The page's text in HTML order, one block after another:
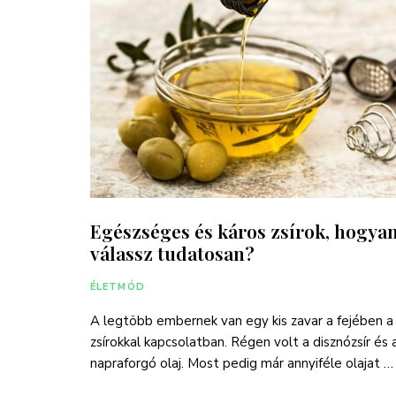
Egészséges és káros zsírok,
válassz tudatosan?
ÉLETMÓD
A legtöbb embernek van egy kis zavar a fejében a
zsírokkal kapcsolatban. Régen volt a disznózsír és
napraforgó olaj. Most pedig már annyiféle olajat …